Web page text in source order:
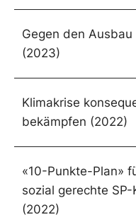
Gegen den
(2023)
Klimakrise
bekämpfen (2022)
«10-Punkte-Plan»
sozial gerechte
(2022)